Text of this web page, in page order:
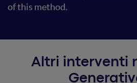
of this method.
Altri interventi